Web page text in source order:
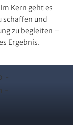
Kern geht es
schaffen und
zu begleiten –
Ergebnis.